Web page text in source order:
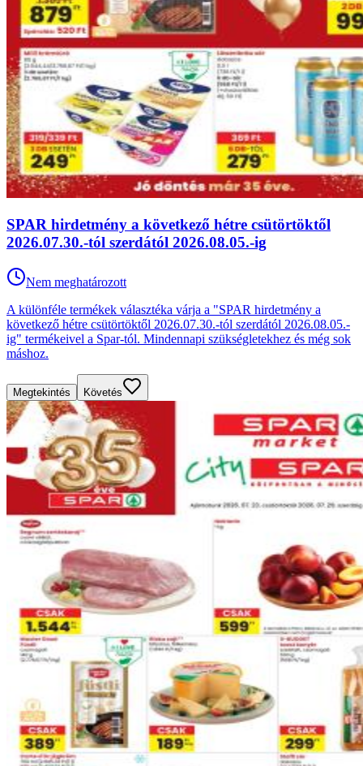
SPAR hirdetmény a következő hétre csütörtöktől
2026.07.30.-tól szerdától 2026.08.05.-ig
Nem meghatározott
A különféle termékek választéka várja a "SPAR hirdetmény a
következő hétre csütörtöktől 2026.07.30.-tól szerdától 2026.08.05.-
ig" termékeivel a Spar-tól. Mindennapi szükségletekhez és még sok
máshoz.
Megtekintés Követés